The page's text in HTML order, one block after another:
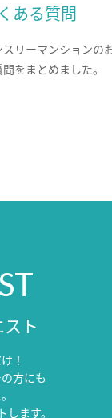
ある質問
スリーマンションの
問をまとめました。
ト
！
方にも
ます。